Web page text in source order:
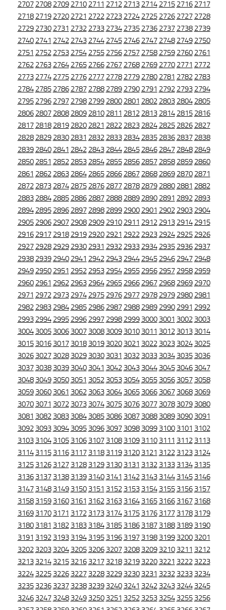
2707 2708 2709 2710 2711 2712 2713 2714 2715 2716 2717
2718 2719 2720 2721 2722 2723 2724 2725 2726 2727 2728
2729 2730 2731 2732 2733 2734 2735 2736 2737 2738 2739
2740 2741 2742 2743 2744 2745 2746 2747 2748 2749 2750
2751 2752 2753 2754 2755 2756 2757 2758 2759 2760 2761
2762 2763 2764 2765 2766 2767 2768 2769 2770 2771 2772
2773 2774 2775 2776 2777 2778 2779 2780 2781 2782 2783
2784 2785 2786 2787 2788 2789 2790 2791 2792 2793 2794
2795 2796 2797 2798 2799 2800 2801 2802 2803 2804 2805
2806 2807 2808 2809 2810 2811 2812 2813 2814 2815 2816
2817 2818 2819 2820 2821 2822 2823 2824 2825 2826 2827
2828 2829 2830 2831 2832 2833 2834 2835 2836 2837 2838
2839 2840 2841 2842 2843 2844 2845 2846 2847 2848 2849
2850 2851 2852 2853 2854 2855 2856 2857 2858 2859 2860
2861 2862 2863 2864 2865 2866 2867 2868 2869 2870 2871
2872 2873 2874 2875 2876 2877 2878 2879 2880 2881 2882
2883 2884 2885 2886 2887 2888 2889 2890 2891 2892 2893
2894 2895 2896 2897 2898 2899 2900 2901 2902 2903 2904
2905 2906 2907 2908 2909 2910 2911 2912 2913 2914 2915
2916 2917 2918 2919 2920 2921 2922 2923 2924 2925 2926
2927 2928 2929 2930 2931 2932 2933 2934 2935 2936 2937
2938 2939 2940 2941 2942 2943 2944 2945 2946 2947 2948
2949 2950 2951 2952 2953 2954 2955 2956 2957 2958 2959
2960 2961 2962 2963 2964 2965 2966 2967 2968 2969 2970
2971 2972 2973 2974 2975 2976 2977 2978 2979 2980 2981
2982 2983 2984 2985 2986 2987 2988 2989 2990 2991 2992
2993 2994 2995 2996 2997 2998 2999 3000 3001 3002 3003
3004 3005 3006 3007 3008 3009 3010 3011 3012 3013 3014
3015 3016 3017 3018 3019 3020 3021 3022 3023 3024 3025
3026 3027 3028 3029 3030 3031 3032 3033 3034 3035 3036
3037 3038 3039 3040 3041 3042 3043 3044 3045 3046 3047
3048 3049 3050 3051 3052 3053 3054 3055 3056 3057 3058
3059 3060 3061 3062 3063 3064 3065 3066 3067 3068 3069
3070 3071 3072 3073 3074 3075 3076 3077 3078 3079 3080
3081 3082 3083 3084 3085 3086 3087 3088 3089 3090 3091
3092 3093 3094 3095 3096 3097 3098 3099 3100 3101 3102
3103 3104 3105 3106 3107 3108 3109 3110 3111 3112 3113
3114 3115 3116 3117 3118 3119 3120 3121 3122 3123 3124
3125 3126 3127 3128 3129 3130 3131 3132 3133 3134 3135
3136 3137 3138 3139 3140 3141 3142 3143 3144 3145 3146
3147 3148 3149 3150 3151 3152 3153 3154 3155 3156 3157
3158 3159 3160 3161 3162 3163 3164 3165 3166 3167 3168
3169 3170 3171 3172 3173 3174 3175 3176 3177 3178 3179
3180 3181 3182 3183 3184 3185 3186 3187 3188 3189 3190
3191 3192 3193 3194 3195 3196 3197 3198 3199 3200 3201
3202 3203 3204 3205 3206 3207 3208 3209 3210 3211 3212
3213 3214 3215 3216 3217 3218 3219 3220 3221 3222 3223
3224 3225 3226 3227 3228 3229 3230 3231 3232 3233 3234
3235 3236 3237 3238 3239 3240 3241 3242 3243 3244 3245
3246 3247 3248 3249 3250 3251 3252 3253 3254 3255 3256